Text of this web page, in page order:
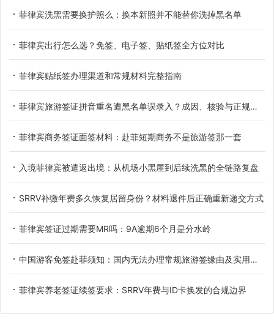
菲律宾洗黑需要换护照么：换本新照并不能替你洗掉黑名单
菲律宾出行怎么选？免签、电子签、贴纸签全方位对比
菲律宾贴纸签办理渠道和常规材料完整指南
菲律宾旅游签证拼音重名遭黑名单误录入？成因、核验与正规解决办法
菲律宾商务签证面签材料：赴菲短期商务不是旅游签那一套
入境菲律宾被遣返出境：从机场小黑屋到后续洗黑的全链路复盘
SRRV补缴年费多久恢复居留身份？材料退件后正确重新递交方式
菲律宾签证过期需要MR吗：9A逾期6个月是分水岭
中国游客免签赴菲须知：国内无法办理常规旅游签缘由及实用替代方案
菲律宾养老签证续签要求：SRRV年费与ID卡换发的合规边界